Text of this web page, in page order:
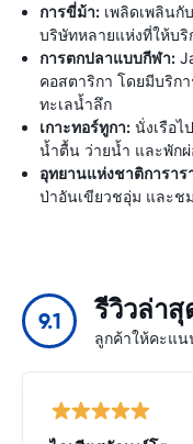
การขี่ม้า: เพลิดเพลินกั
บริษัทหลายแห่งที่ให้บริ
การตกปลาแบบกีฬา:
คอสตาริกา โดยมีบริก
ทะเลน้ำลึก
เกาะทอร์ทูกา: นั่งเรือไ
น้ำตื้น ว่ายน้ำ และพัก
อุทยานแห่งชาติการาร
ป่าอันเขียวชอุ่ม และช
9.1 รีวิวล่าสุ
ลูกค้าให้คะแน